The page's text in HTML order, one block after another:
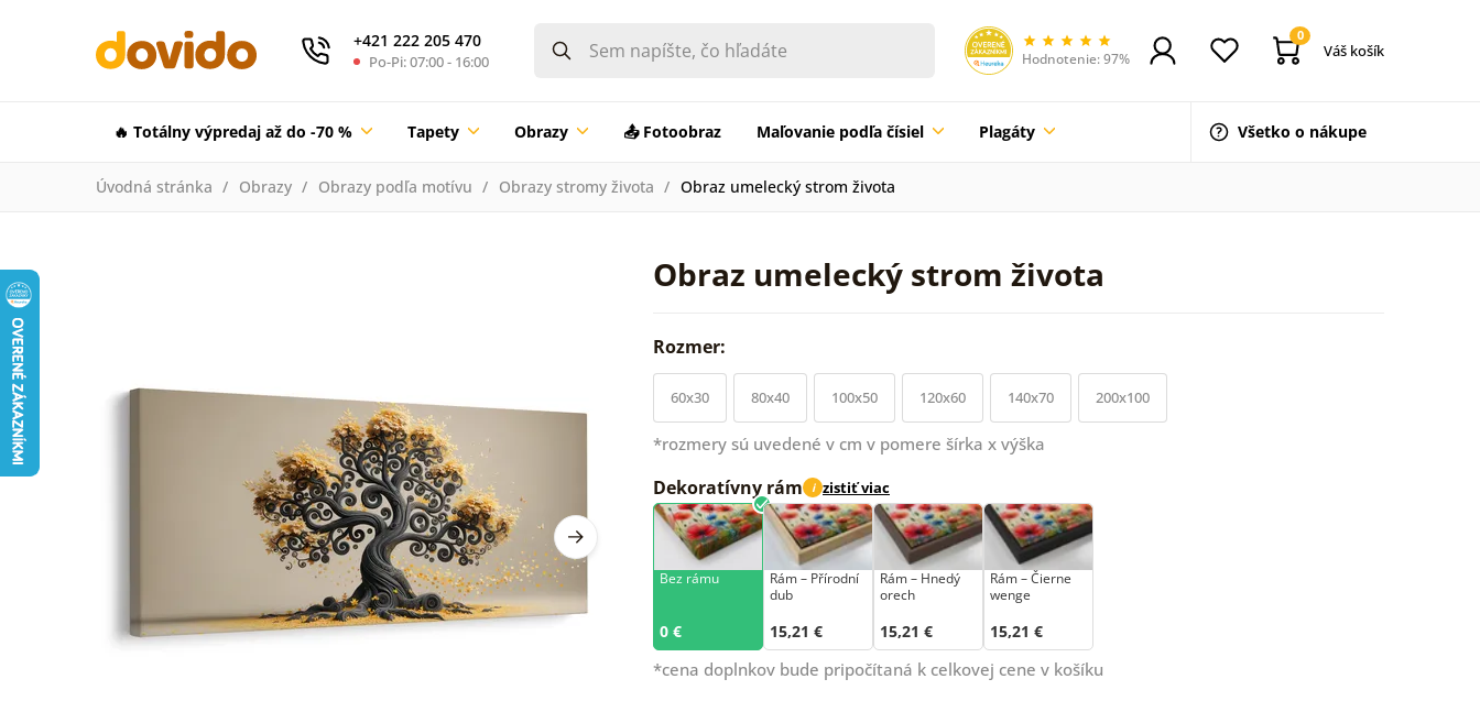
+421 222 205 470
Po-Pi: 07:00 - 16:00 Hodnotenie: 97%
0
Váš košík
🔥 Totálny výpredaj až do -70 % Tapety Obrazy 📤 Fotoobraz Maľovanie podľa čísiel Plagáty Všetko o nákupe
Úvodná stránka Obrazy Obrazy podľa motívu Obrazy stromy života Obraz umelecký strom života
Obraz umelecký strom života
Rozmer:
60x30 80x40 100x50 120x60 140x70 200x100
*rozmery sú uvedené v cm v pomere šírka x výška
Dekoratívny rám i zistiť viac
Bez rámu
0 €
Rám –⁠⁠⁠⁠⁠⁠ Přírodní
dub
15,21 €
Rám – Hnedý
orech
15,21 €
Rám – Čierne
wenge
15,21 €
*cena doplnkov bude pripočítaná k celkovej cene v košíku